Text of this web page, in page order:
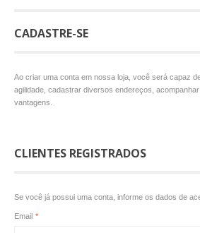
CADASTRE-SE
Ao criar uma conta em nossa loja, você será capaz
agilidade, cadastrar diversos endereços,
vantagens.
CLIENTES REGISTRADOS
Se você já possui uma conta, informe os dados de
*
Email